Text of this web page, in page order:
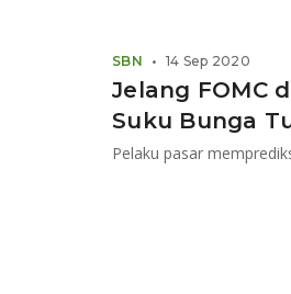
Jelang FOMC
Suku Bunga
SBN • 14 Sep 2020